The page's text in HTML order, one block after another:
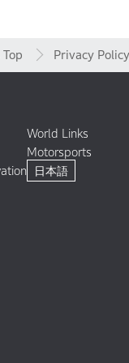
Top Privacy
World Links
Motorsports
日本語